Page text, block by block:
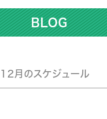
BLOG
12月のスケジュール